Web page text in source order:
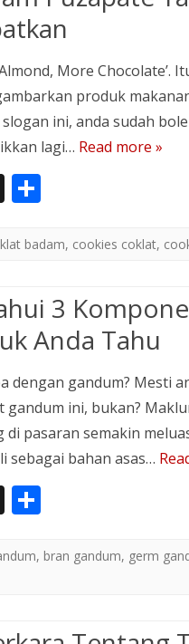
More Chocolate’.
produk
ini, anda sudah
lagi… Read more »
In
a
a
p
er
ar
badam, cookies coklat,
3
Anda Tahu
dengan gandum? Mesti
gandum ini, bukan?
di pasaran semakin
sebagai bahan asas…
In
a ar
, bran gandum, germ